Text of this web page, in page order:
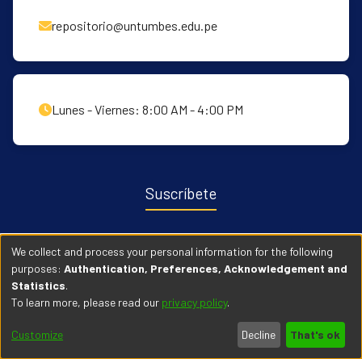
repositorio@untumbes.edu.pe
Lunes - Viernes: 8:00 AM - 4:00 PM
Suscríbete
Recibe notificaciones sobre nuevas publicaciones y eventos
relacionados con el repositorio. ingresa Aqui →
We collect and process your personal information for the following
purposes: Authentication, Preferences, Acknowledgement and
Statistics.
To learn more, please read our privacy policy.
Customize Decline That's ok